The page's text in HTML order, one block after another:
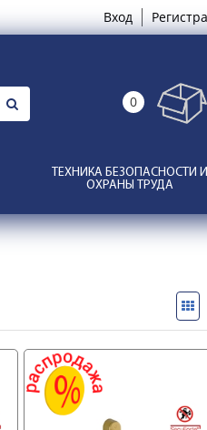
Вход
0
ТЕХНИКА БЕЗОПАСНОСТИ И
ОХРАНЫ ТРУДА